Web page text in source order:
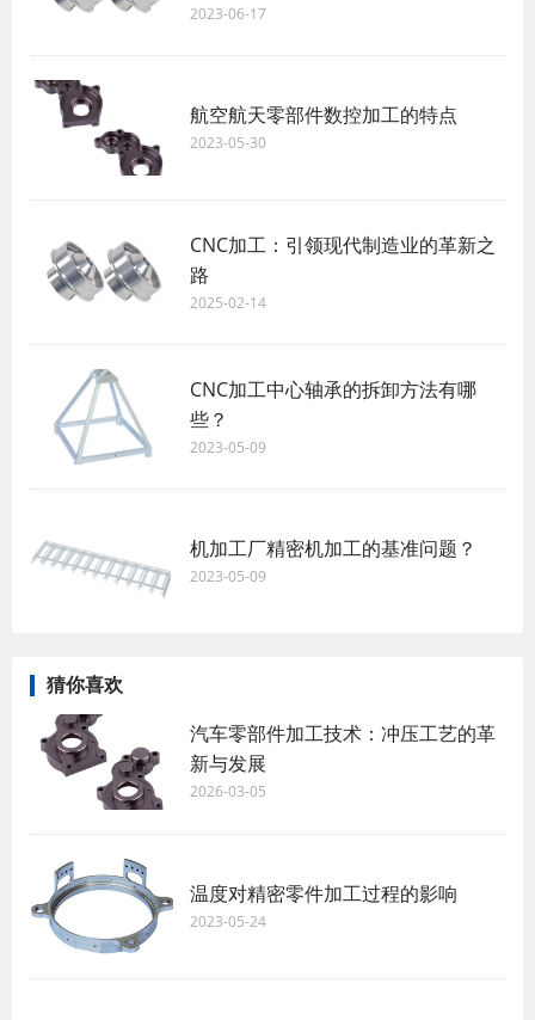
2023-06-17
航空航天零部件数控加工的特点
2023-05-30
CNC加工：引领现代制造业的革新之
路
2025-02-14
CNC加工中心轴承的拆卸方法有哪
些？
2023-05-09
机加工厂精密机加工的基准问题？
2023-05-09
猜你喜欢
汽车零部件加工技术：冲压工艺的革
新与发展
2026-03-05
温度对精密零件加工过程的影响
2023-05-24